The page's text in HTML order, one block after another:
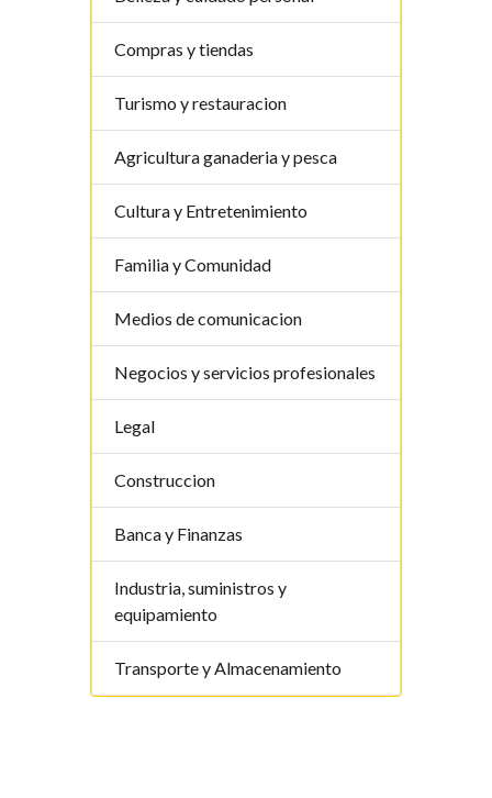
Compras y tiendas
Turismo y restauracion
Agricultura ganaderia y pesca
Cultura y Entretenimiento
Familia y Comunidad
Medios de comunicacion
Negocios y servicios profesionales
Legal
Construccion
Banca y Finanzas
Industria, suministros y
equipamiento
Transporte y Almacenamiento